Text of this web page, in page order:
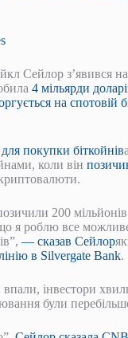
Сейлор з’явився
4 мільярди
на спотовій
покупки біткойнів
коли він
200
роблю все
— сказав Сейлор
в Silvergate Bank.
інвестори
були